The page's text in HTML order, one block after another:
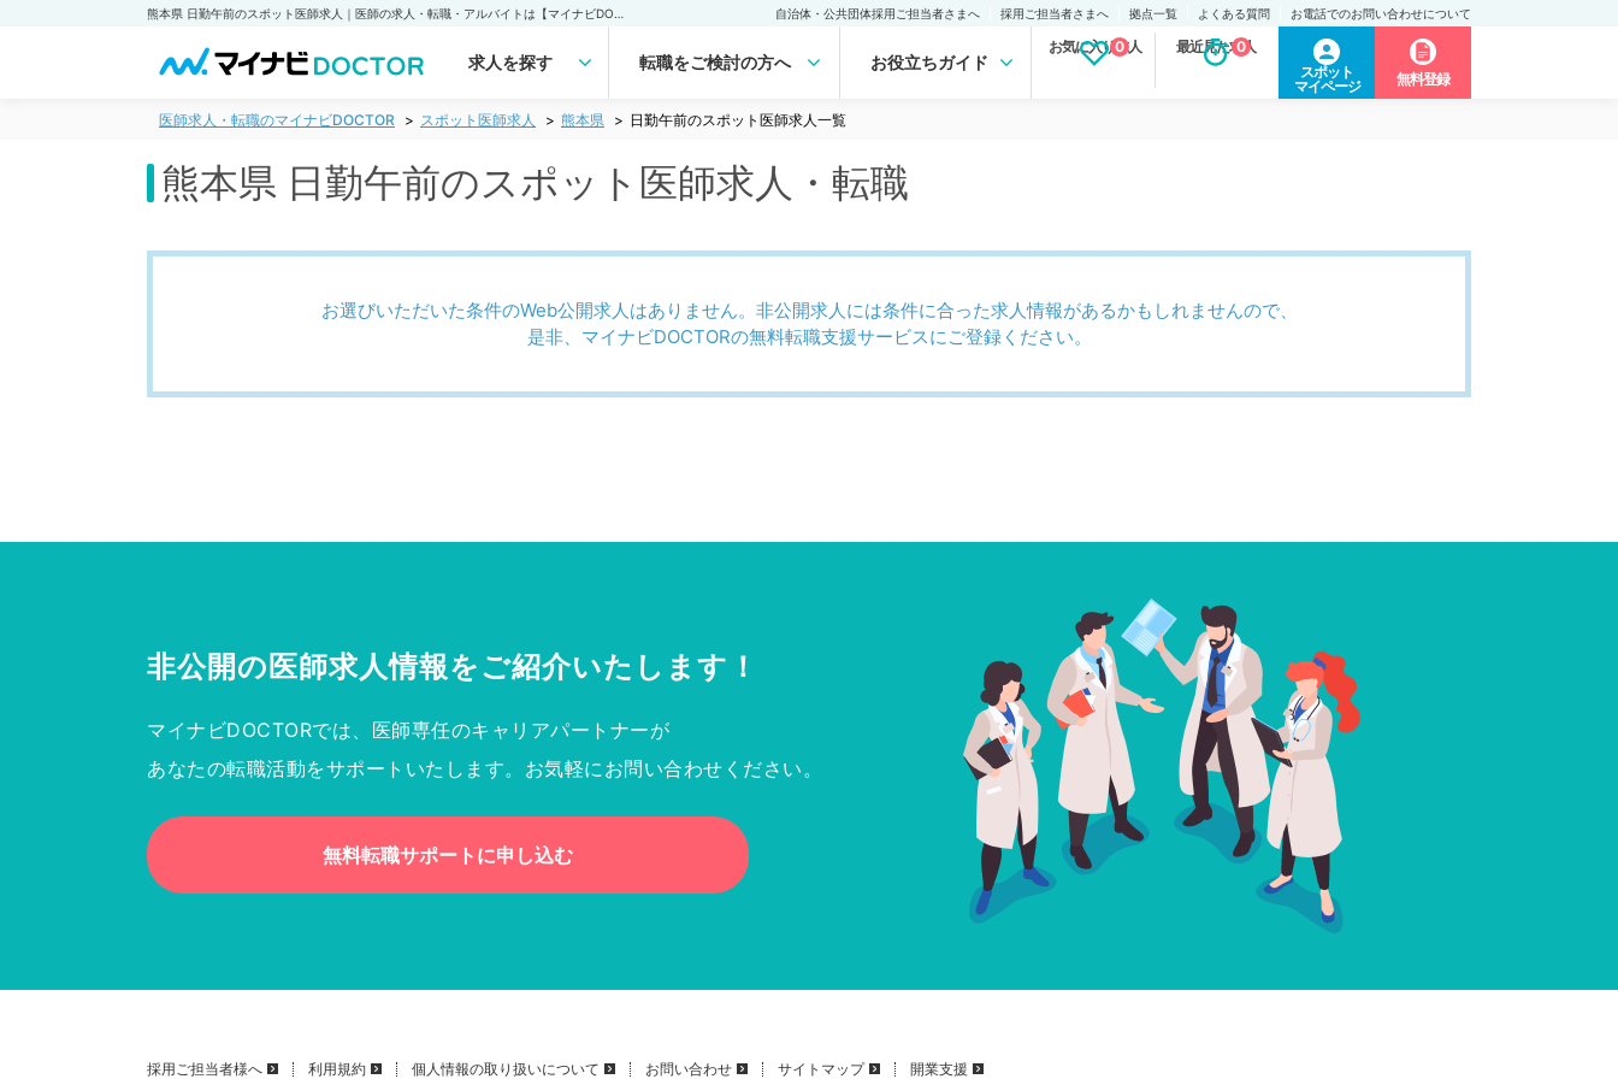
自治体・公共団体採用ご担当者さまへ 採用ご担当者さまへ 拠点一覧 よくある質問 お電話でのお問い合わせについて
求人を探す 転職をご検討の方へ お役立ちガイド
お気に入り求人
0 最近見た求人
0
スポット
マイページ
無料登録
医師求人・転職のマイナビDOCTOR スポット医師求人 熊本県 日勤午前のスポット医師求人一覧
熊本県 日勤午前のスポット医師求人・転職
お選びいただいた条件のWeb公開求人はありません。非公開求人には条件に合った求人情報があるかもしれませんので、
是非、マイナビDOCTORの無料転職支援サービスにご登録ください。
非公開の医師求人情報をご紹介いたします！
マイナビDOCTORでは、医師専任のキャリアパートナーが
あなたの転職活動をサポートいたします。お気軽にお問い合わせください。
無料転職サポートに申し込む
採用ご担当者様へ 利用規約 個人情報の取り扱いについて お問い合わせ サイトマップ 開業支援